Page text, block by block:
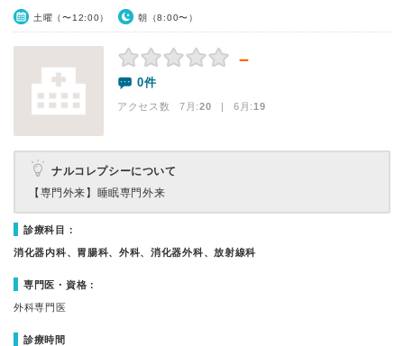
土曜（〜12:00） 朝（8:00〜）
－
0件
アクセス数 7月:20 | 6月:19
ナルコレプシーについて
【専門外来】 睡眠専門外来
診療科目：
消化器内科、胃腸科、外科、消化器外科、放射線科
専門医・資格：
外科専門医
診療時間